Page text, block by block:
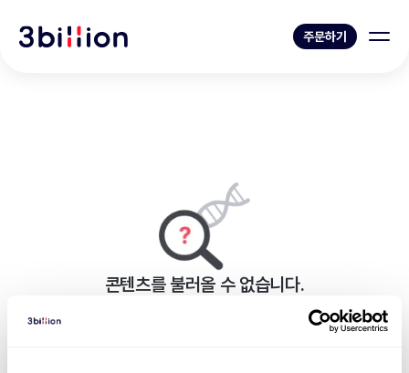
주문하기
콘텐츠를 불러올 수 없습니다.